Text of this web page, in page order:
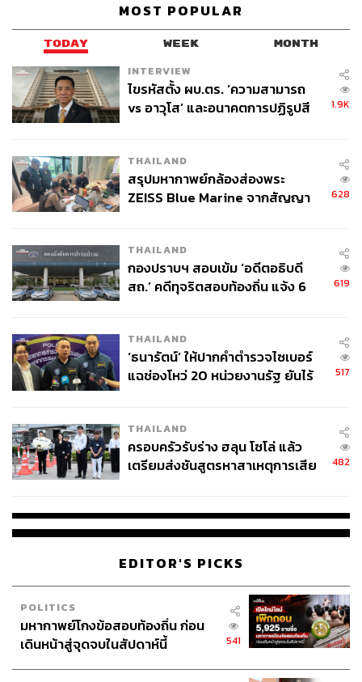
– ความไม่แน่นอนจากมาตรการภาษีศุลกากรของสหรัฐฯ ที่
อาจกระทบการค้าโลก
– เศรษฐกิจประเทศคู่ค้าที่ชะลอตัว ส่งผลต่อกำลังซื้อและยอด
ขายรถยนต์
– ข้อกำหนดด้านการปล่อยคาร์บอนที่เข้มงวดขึ้น
– การยุติการผลิตรถยนต์บางรุ่น เพื่อเปลี่ยนไลน์การผลิตสู่รุ่น
– สถานการณ์ความขัดแย้งทางภูมิรัฐศาสตร์
– การแข่งขันจากรถยนต์ภายในประเทศคู่ค้า
ทั้งนี้ ส.อ.ท. ยังคงติดตามสถานการณ์เศรษฐกิจและแนวโน้ม
ความเหมาะสมในช่วงครึ่งปีหลัง
ผ่านแอปพลิเคชันต่างๆ ที่คุณสะดวกหรือใช้งานอยู่แล้วได้เลย
TAGS: การส่งออก หทัยวัลคุ์ ตุงคะธีรกุล
ศูนย์วิจัยกสิกรไทย
รถยนต์
399
ABOUT THE AUTHOR
MOST POPULAR
TODAY WEEK MONTH
INTERVIEW
ไขรหัสตั้ง ผบ.ตร. ‘ความสามารถ
vs อาวุโส’ และอนาคตการปฏิรูปสี
1.9K
THAILAND
สรุปมหากาพย์กล้องส่องพระ
ZEISS Blue Marine จากสัญญา
จ่ายหนี้-แอบระบุแบรนด์
628
THAILAND
กองปราบฯ สอบเข้ม ‘อดีตอธิบดี
สถ.’ คดีทุจริตสอบท้องถิ่น แจ้ง 6
619
THAILAND
‘ธนารัตน์’ ให้ปากคำตำรวจไซเบอร์
แฉช่องโหว่ 20 หน่วยงานรัฐ ยันไร้
517
THAILAND
ครอบครัวรับร่าง ฮลุน โซโล่ แล้ว
เตรียมส่งชันสูตรหาสาเหตุการเสีย
482
EDITOR'S PICKS
POLITICS
มหากาพย์โกงข้อสอบท้องถิ่น ก่อน
เดินหน้าสู่จุดจบในสัปดาห์นี้
541